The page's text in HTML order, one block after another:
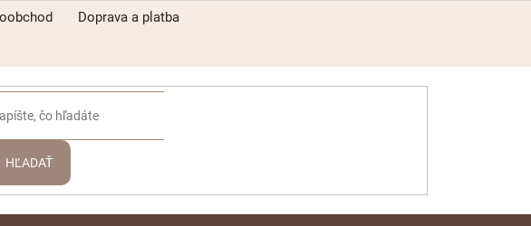
Doprava a platba
HĽADAŤ